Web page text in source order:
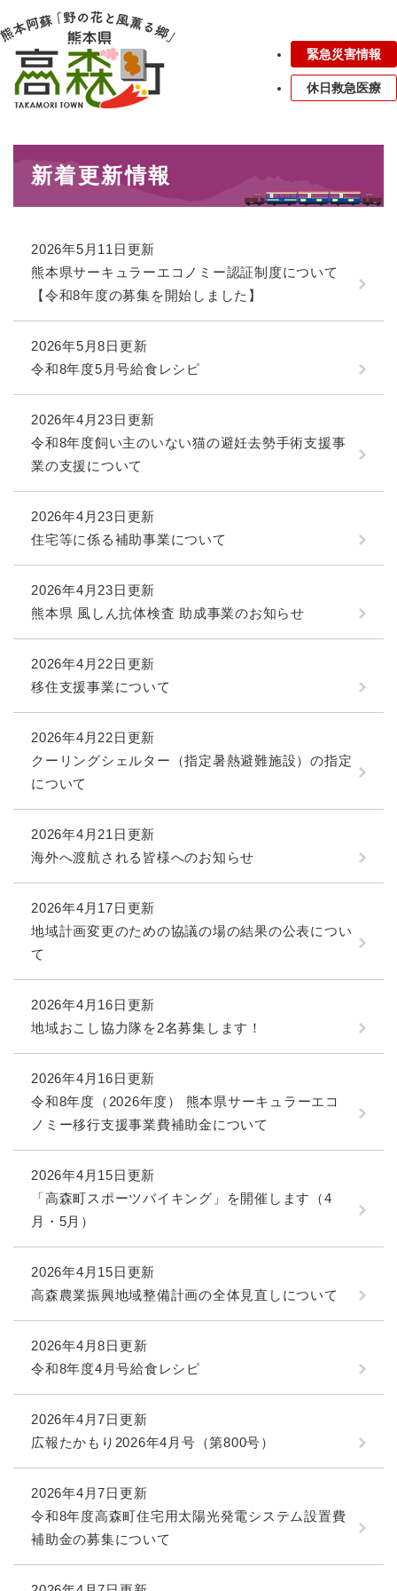
ー
ジ
メニューを飛ばして本文へ
緊急災害情報
休日救急医療
新着更新情報
2026年5月11日更新
熊本県サーキュラーエコノミー認証制度について
【令和8年度の募集を開始しました】
2026年5月8日更新
令和8年度5月号給食レシピ
2026年4月23日更新
令和8年度飼い主のいない猫の避妊去勢手術支援事
業の支援について
2026年4月23日更新
住宅等に係る補助事業について
2026年4月23日更新
熊本県 風しん抗体検査 助成事業のお知らせ
2026年4月22日更新
移住支援事業について
2026年4月22日更新
クーリングシェルター（指定暑熱避難施設）の指定
について
2026年4月21日更新
海外へ渡航される皆様へのお知らせ
2026年4月17日更新
地域計画変更のための協議の場の結果の公表につい
て
2026年4月16日更新
地域おこし協力隊を2名募集します！
2026年4月16日更新
令和8年度（2026年度） 熊本県サーキュラーエコ
ノミー移行支援事業費補助金について
2026年4月15日更新
「高森町スポーツバイキング」を開催します（4
月・5月）
2026年4月15日更新
高森農業振興地域整備計画の全体見直しについて
2026年4月8日更新
令和8年度4月号給食レシピ
2026年4月7日更新
広報たかもり2026年4月号（第800号）
2026年4月7日更新
令和8年度高森町住宅用太陽光発電システム設置費
補助金の募集について